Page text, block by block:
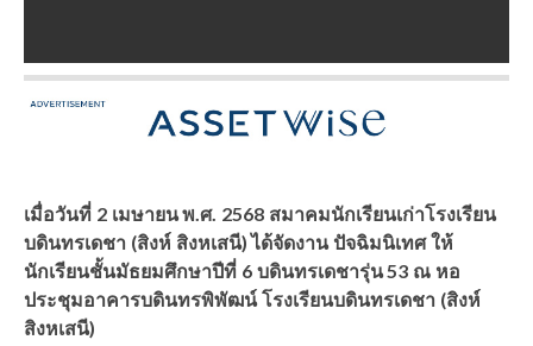
เมื่อวันที่ 2 เมษายน พ.ศ. 2568 สมาคมนักเรียนเก่าโรงเรียน
บดินทรเดชา (สิงห์ สิงหเสนี) ได้จัดงาน ปัจฉิมนิเทศ ให้
นักเรียนชั้นมัธยมศึกษาปีที่ 6 บดินทรเดชารุ่น 53 ณ หอ
ประชุมอาคารบดินทรพิพัฒน์ โรงเรียนบดินทรเดชา (สิงห์
สิงหเสนี)